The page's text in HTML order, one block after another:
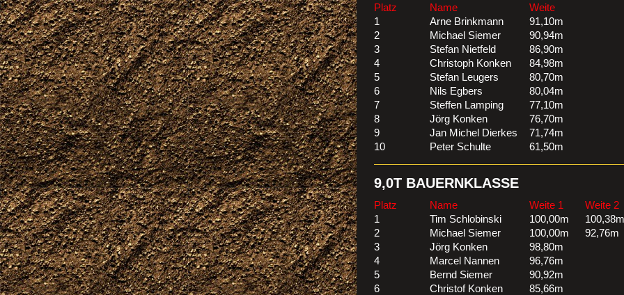
Platz Name
Weite
1
Arne Brinkmann
91,10m
2
Michael Siemer
90,94m
3
Stefan Nietfeld
86,90m
4
Christoph Konken
84,98m
5
Stefan Leugers
80,70m
6
Nils Egbers
80,04m
7
Steffen Lamping
77,10m
8
Jörg Konken
76,70m
9
Jan Michel Dierkes
71,74m
10
Peter Schulte 61,50m
9,0T BAUERNKLASSE
Platz Name Weite 1
Weite 2
1
Tim Schlobinski 100,00m
100,38m
2
Michael Siemer 100,00m
92,76m
3
Jörg Konken
98,80m
4
Marcel Nannen
96,76m
5
Bernd Siemer
90,92m
6
Christof Konken
85,66m